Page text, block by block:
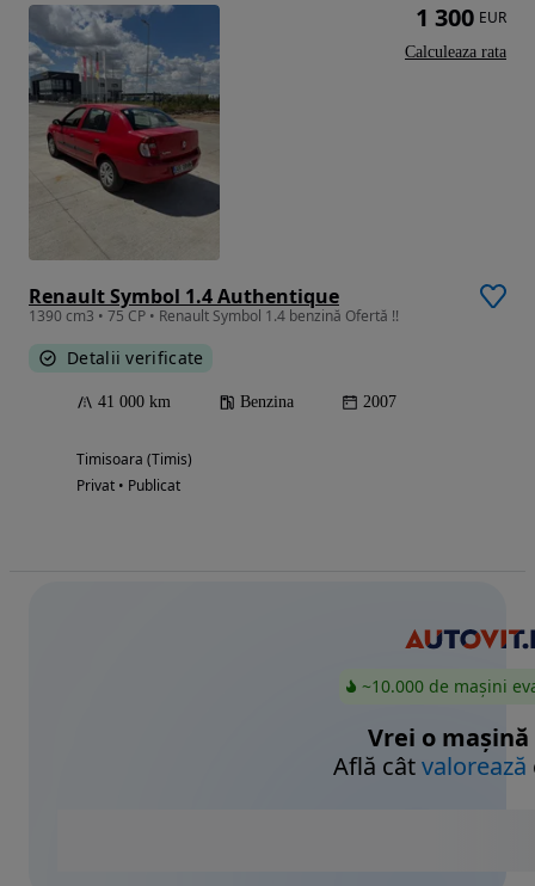
Renault Symbol 1.4 Authentique
1390 cm3 • 75 CP • Renault Symbol 1.4 benzină Ofertă !!
Detalii verificate
41 000 km Benzina 2007
Timisoara (Timis)
Privat • Publicat
1 300 EUR
Calculeaza rata
~10.000 de mașini
Vrei o mașină
Află câtvalorează